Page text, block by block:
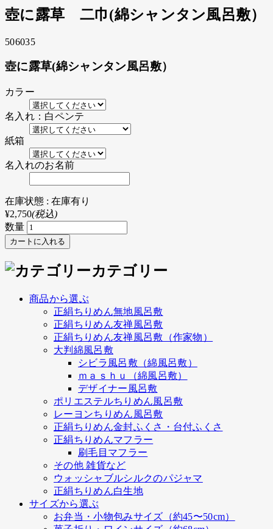
壺に露草 二巾(綿シャンタン風呂敷）
506035
壺に露草(綿シャンタン風呂敷）
カラー
名入れ：白ペンテ
紙箱
名入れのお名前
在庫状態 : 在庫有り
¥2,750(税込)
数量
カテゴリー
商品から選ぶ
正絹ちりめん無地風呂敷
正絹ちりめん友禅風呂敷
正絹ちりめん友禅風呂敷（作家物）
大判綿風呂敷
シビラ風呂敷（綿風呂敷）
ｍａｓｈｕ（綿風呂敷）
デザイナー風呂敷
ポリエステルちりめん風呂敷
レーヨンちりめん風呂敷
正絹ちりめん金封ふくさ・台付ふくさ
正絹ちりめんマフラー
刷毛目マフラー
その他 雑貨など
ウォッシャブルシルクのパジャマ
正絹ちりめん白生地
サイズから選ぶ
お弁当・小物包みサイズ（約45〜50cm）